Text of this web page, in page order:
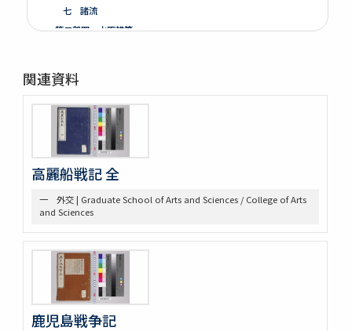
七 諸流
第二部門 水軍雑纂
二 造船
三 洋式船
第四部門 外交・海防
一 外交
二 海防
三 漂流
第五部門 史書雑纂
一 軍記
二 史書
第六部門 地誌
第七部門 絵画・図巻
一 秘伝書
二 図面
小船
軍船
関連資料
高麗船戦記 全
一 外交 | Graduate School of Arts and Sciences / College of Arts
and Sciences
鹿児島戦争記